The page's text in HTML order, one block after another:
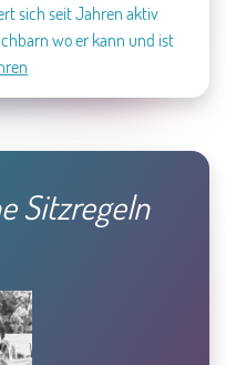
sich seit Jahren aktiv
wo er kann und ist
Sitzregeln